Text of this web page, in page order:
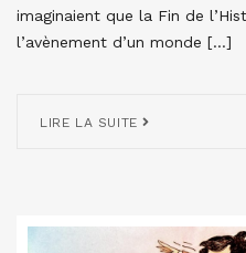
imaginaient que la Fin de
l’avènement d’un monde […]
LIRE LA SUITE